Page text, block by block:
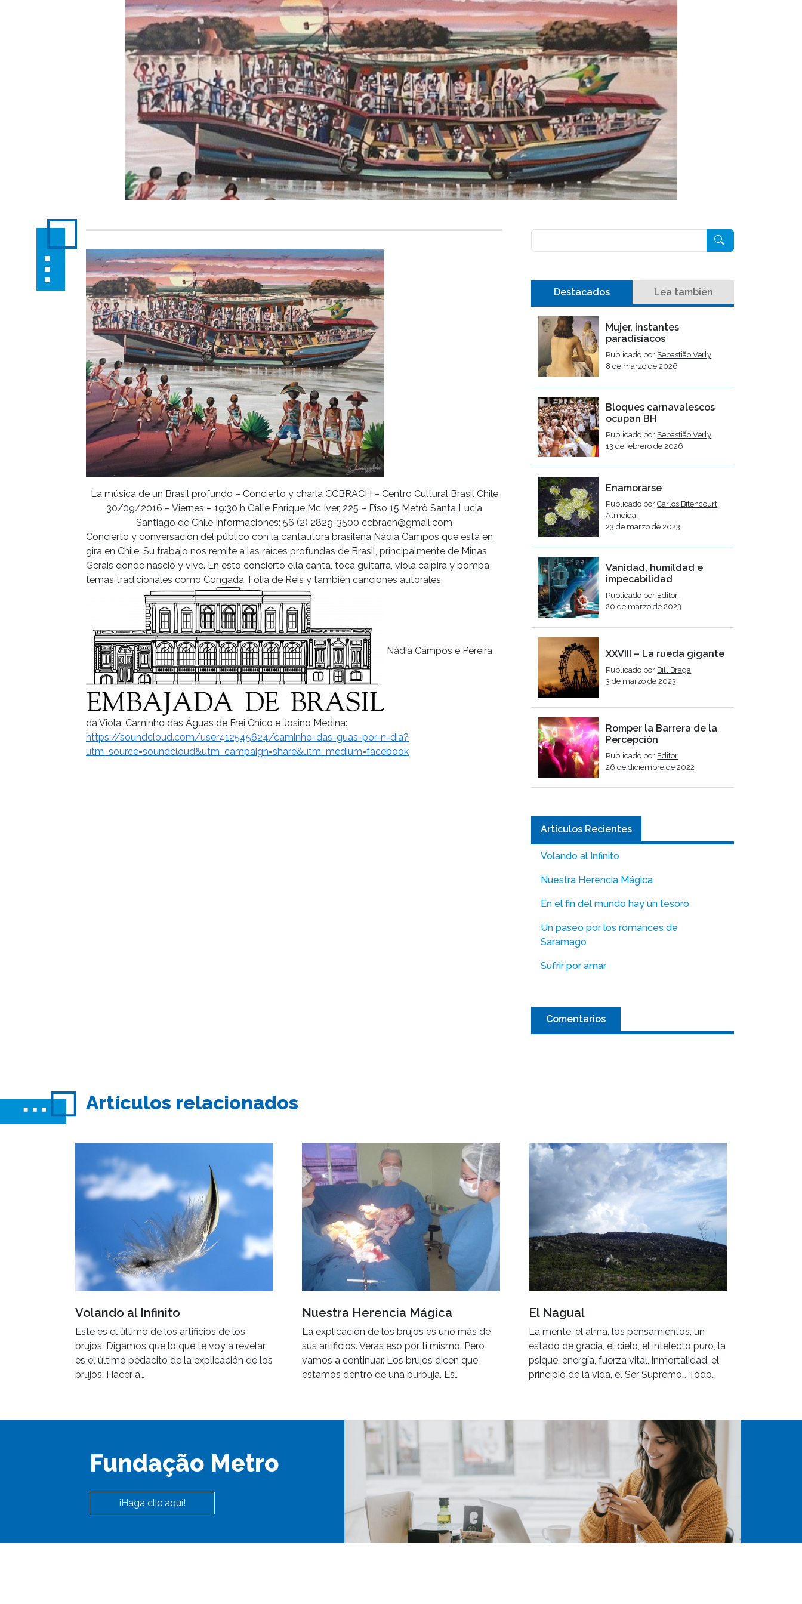
La música de un Brasil profundo – Concierto y charla CCBRACH – Centro Cultural Brasil Chile
30/09/2016 – Viernes – 19:30 h Calle Enrique Mc Iver, 225 – Piso 15 Metrô Santa Lucia
Santiago de Chile Informaciones: 56 (2) 2829-3500 ccbrach@gmail.com
Concierto y conversación del público con la cantautora brasileña Nádia Campos que está en
gira en Chile. Su trabajo nos remite a las raíces profundas de Brasil, principalmente de Minas
Gerais donde nasció y vive. En esto concierto ella canta, toca guitarra, viola caipira y bomba
temas tradicionales como Congada, Folia de Reis y también canciones autorales.
Nádia Campos e Pereira
da Viola: Caminho das Águas de Frei Chico e Josino Medina:
https://soundcloud.com/user412545624/caminho-das-guas-por-n-dia?
utm_source=soundcloud&utm_campaign=share&utm_medium=facebook
Destacados Lea también
Mujer, instantes
paradisíacos
Publicado por Sebastião Verly
8 de marzo de 2026
Bloques carnavalescos
ocupan BH
Publicado por Sebastião Verly
13 de febrero de 2026
Enamorarse
Publicado porCarlos Bitencourt
Almeida
23 de marzo de 2023
Vanidad, humildad e
impecabilidad
Publicado por Editor
20 de marzo de 2023
XXVIII – La rueda gigante
Publicado por Bill Braga
3 de marzo de 2023
Romper la Barrera de la
Percepción
Publicado por Editor
26 de diciembre de 2022
Artículos Recientes
Volando al Infinito
Nuestra Herencia Mágica
En el fin del mundo hay un tesoro
Un paseo por los romances de
Saramago
Sufrir por amar
Comentarios
Artículos relacionados
Volando al Infinito
Este es el último de los artificios de los
brujos. Digamos que lo que te voy a revelar
es el último pedacito de la explicación de los
brujos. Hacer a…
Nuestra Herencia Mágica
La explicación de los brujos es uno más de
sus artificios. Verás eso por ti mismo. Pero
vamos a continuar. Los brujos dicen que
estamos dentro de una burbuja. Es…
El Nagual
La mente, el alma, los pensamientos, un
estado de gracia, el cielo, el intelecto puro, la
psique, energía, fuerza vital, inmortalidad, el
principio de la vida, el Ser Supremo… Todo…
Fundação Metro
¡Haga clic aquí!